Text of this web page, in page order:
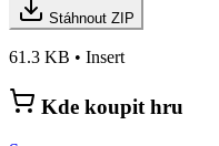
Stáhnout ZIP
61.3 KB • Insert
Kde koupit hru